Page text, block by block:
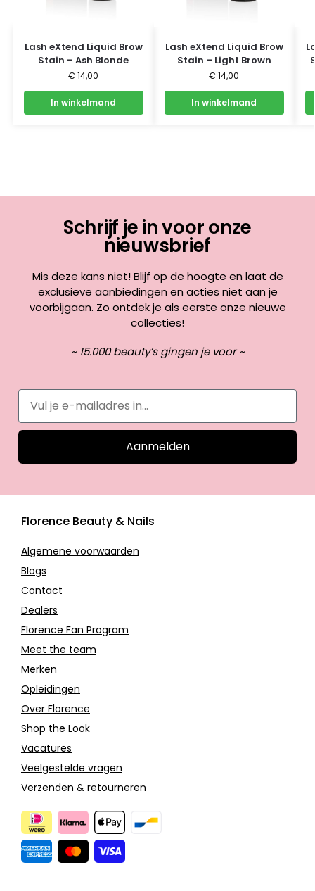
Lash eXtend Liquid Brow
Stain – Ash Blonde
€ 14,00
In winkelmand
Lash eXtend Liquid Brow
Stain – Light Brown
€ 14,00
In winkelmand
Schrijf je in voor onze
nieuwsbrief
Mis deze kans niet! Blijf op de hoogte en laat de
exclusieve aanbiedingen en acties niet aan je
voorbijgaan. Zo ontdek je als eerste onze nieuwe
collecties!
~ 15.000 beauty’s gingen je voor ~
Aanmelden
Florence Beauty & Nails
Algemene voorwaarden
Blogs
Contact
Dealers
Florence Fan Program
Meet the team
Merken
Opleidingen
Over Florence
Shop the Look
Vacatures
Veelgestelde vragen
Verzenden & retourneren